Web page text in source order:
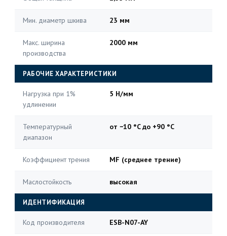
Мин. диаметр шкива 23 мм
Макс. ширина
производства
2000 мм
РАБОЧИЕ ХАРАКТЕРИСТИКИ
Нагрузка при 1%
удлинении
5 Н/мм
Температурный
диапазон
от −10 °C до +90 °C
Коэффициент трения MF (среднее трение)
Маслостойкость высокая
ИДЕНТИФИКАЦИЯ
Код производителя ESB-N07-AY